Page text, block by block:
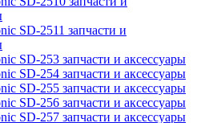
SD-2511 запчасти и
SD-253 запчасти и аксессуары
SD-254 запчасти и аксессуары
SD-255 запчасти и аксессуары
SD-256 запчасти и аксессуары
SD-257 запчасти и аксессуары